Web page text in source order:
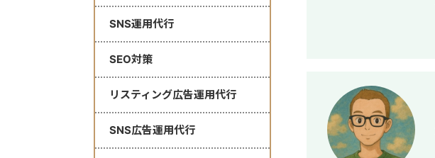
SNS運用代行
SEO対策
リスティング広告運用代行
SNS広告運用代行